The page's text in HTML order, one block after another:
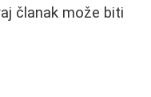
članak može biti